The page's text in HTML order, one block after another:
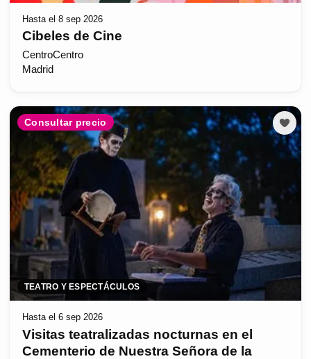
Hasta el 8 sep 2026
Cibeles de Cine
CentroCentro
Madrid
Consultar precio
TEATRO Y ESPECTÁCULOS
Hasta el 6 sep 2026
Visitas teatralizadas nocturnas en el
Cementerio de Nuestra Señora de la